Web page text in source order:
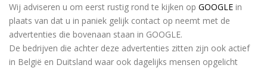
Wij adviseren u om eerst rustig rond te kijken op GOOGLE in
plaats van dat u in paniek gelijk contact op neemt met de
advertenties die bovenaan staan in GOOGLE.
De bedrijven die achter deze advertenties zitten zijn ook actief
in België en Duitsland waar ook dagelijks mensen opgelicht